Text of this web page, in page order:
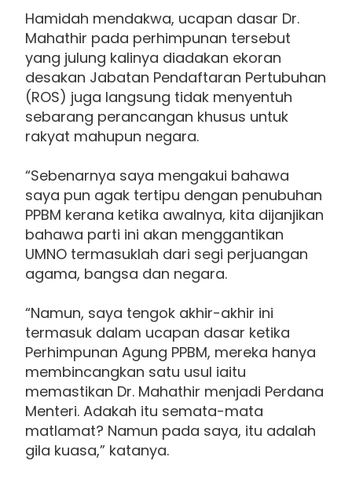
Hamidah mendakwa, ucapan dasar Dr.
Mahathir pada perhimpunan tersebut
yang julung kalinya diadakan ekoran
desakan Jabatan Pendaftaran Pertubuhan
(ROS) juga langsung tidak menyentuh
sebarang perancangan khusus untuk
rakyat mahupun negara.
“Sebenarnya saya mengakui bahawa
saya pun agak tertipu dengan penubuhan
PPBM kerana ketika awalnya, kita dijanjikan
bahawa parti ini akan menggantikan
UMNO termasuklah dari segi perjuangan
agama, bangsa dan negara.
“Namun, saya tengok akhir-akhir ini
termasuk dalam ucapan dasar ketika
Perhimpunan Agung PPBM, mereka hanya
membincangkan satu usul iaitu
memastikan Dr. Mahathir menjadi Perdana
Menteri. Adakah itu semata-mata
matlamat? Namun pada saya, itu adalah
gila kuasa,” katanya.